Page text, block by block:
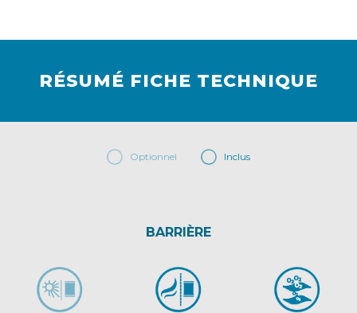
RÉSUMÉ FICHE TECHNIQUE
Optionnel Inclus
BARRIÈRE